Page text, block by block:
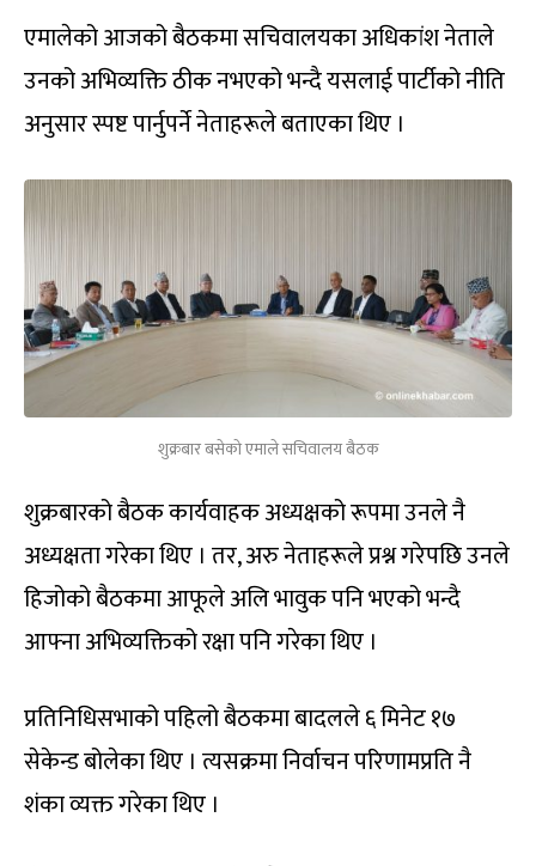
एमालेको आजको बैठकमा सचिवालयका अधिकांश नेताले
उनको अभिव्यक्ति ठीक नभएको भन्दै यसलाई पार्टीको नीति
अनुसार स्पष्ट पार्नुपर्ने नेताहरूले बताएका थिए ।
शुक्रबार बसेकाे एमाले सचिवालय बैठक
शुक्रबारको बैठक कार्यवाहक अध्यक्षको रूपमा उनले नै
अध्यक्षता गरेका थिए । तर, अरु नेताहरूले प्रश्न गरेपछि उनले
हिजोको बैठकमा आफूले अलि भावुक पनि भएको भन्दै
आफ्ना अभिव्यक्तिको रक्षा पनि गरेका थिए ।
प्रतिनिधिसभाको पहिलो बैठकमा बादलले ६ मिनेट १७
सेकेन्ड बोलेका थिए । त्यसक्रमा निर्वाचन परिणामप्रति नै
शंका व्यक्त गरेका थिए ।